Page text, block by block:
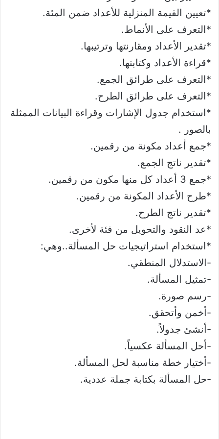
*تعيين القيمة المنزلية للأعداد ضمن المئة.
*التعرف على الأنماط.
*تقدير الأعداد ومقارنتها وترتيبها.
*قراءة الأعداد وكتابتها.
*التعرف على طرائق الجمع.
*التعرف على طرائق الطرح.
*استخدام جدول الإشارات وقراءة البيانات الممثلة
بالصور .
*جمع أعداد مكونة من رقمين.
*تقدير ناتج الجمع.
*جمع 3 أعداد كل منها مكون من رقمين.
*طرح الأعداد المكونة من رقمين.
*تقدير ناتج الطرح.
*عد النقود والتحويل من فئة لأخرى.
*استخدام استراتيجيات حل المسألة..وهي:
-الاستدلال المنطقي.
-تمثيل المسألة.
-رسم صورة.
-أخمن وأتحقق.
-أنشئ جدولاً.
-أحل المسألة عكسياً.
-أختيار خطة مناسبة لحل المسألة.
-حل المسألة بكتابة جملة عددية.